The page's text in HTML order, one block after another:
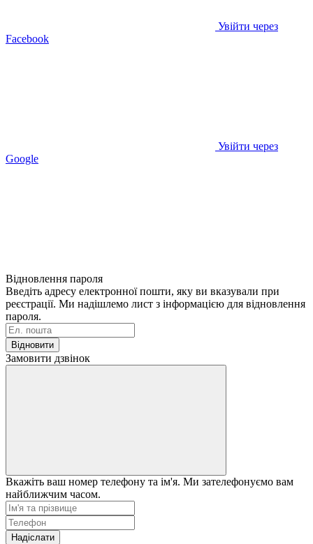
Увійти через
Facebook
Увійти через
Google
Відновлення пароля
Введіть адресу електронної пошти, яку ви вказували при
реєстрації. Ми надішлемо лист з інформацією для відновлення
пароля.
Відновити
Замовити дзвінок
Вкажіть ваш номер телефону та ім'я. Ми зателефонуємо вам
найближчим часом.
Надіслати